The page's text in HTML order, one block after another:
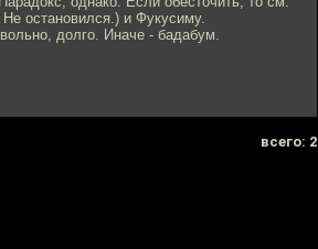
остановился.) и Фукусиму.
долго. Иначе - бадабум.
всего: 2